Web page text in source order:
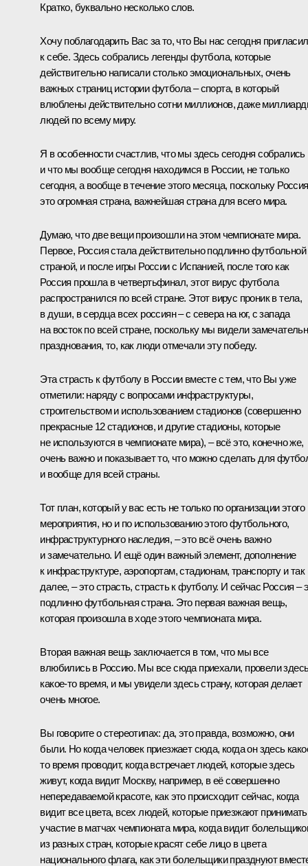
Кратко, буквально несколько слов.
Хочу поблагодарить Вас за то, что Вы нас сегодня
к себе. Здесь собрались легенды футбола, которые
действительно написали столько эмоциональных, очень
важных страниц истории футбола – спорта, в который
влюблены действительно сотни миллионов, даже
людей по всему миру.
Я в особенности счастлив, что мы здесь сегодня собрались
и что мы вообще сегодня находимся в России, не только
сегодня, а вообще в течение этого месяца, поскольку
это огромная страна, важнейшая страна для всего мира.
Думаю, что две вещи произошли на этом чемпионате мира.
Первое, Россия стала действительно подлинно футбольной
страной, и после игры России с Испанией, после того как
Россия прошла в четвертьфинал, этот вирус футбола
распространился по всей стране. Этот вирус проник в тела,
в души, в сердца всех россиян – с севера на юг, с запада
на восток по всей стране, поскольку мы видели
празднования, то, как люди отмечали эту победу.
Эта страсть к футболу в России вместе с тем, что Вы уже
отметили: наряду с вопросами инфраструктуры,
строительством и использованием стадионов (совершенно
прекрасные 12 стадионов, и другие стадионы, которые
не используются в чемпионате мира), – всё это, конечно же,
очень важно и показывает то, что можно сделать для
и вообще для всей страны.
Тот план, который у вас есть не только по организации этого
мероприятия, но и по использованию этого футбольного,
инфраструктурного наследия, – это всё очень важно
и замечательно. И ещё один важный элемент, дополнение
к инфраструктуре, аэропортам, стадионам, транспорту и так
далее, – это страсть, страсть к футболу. И сейчас Россия –
подлинно футбольная страна. Это первая важная вещь,
которая произошла в ходе этого чемпионата мира.
Вторая важная вещь заключается в том, что мы все
влюбились в Россию. Мы все сюда приехали, провели
какое-то время, и мы увидели здесь страну, которая делает
очень многое.
Вы говорите о стереотипах: да, это правда, возможно, они
были. Но когда человек приезжает сюда, когда он здесь
то время проводит, когда встречает людей, которые здесь
живут, когда видит Москву, например, в её совершенно
непередаваемой красоте, как это происходит сейчас, когда
видит все цвета, всех людей, которые приезжают принимать
участие в матчах чемпионата мира, когда видит
из разных стран, которые красят себе лицо в цвета
национального флага, как эти болельщики празднуют